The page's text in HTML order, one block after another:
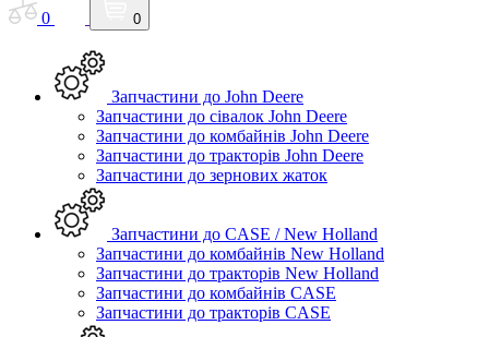
0 0
Запчастини до John Deere
Запчастини до сівалок John Deere
Запчастини до комбайнів John Deere
Запчастини до тракторів John Deere
Запчастини до зернових жаток
Запчастини до CASE / New Holland
Запчастини до комбайнів New Holland
Запчастини до тракторів New Holland
Запчастини до комбайнів CASE
Запчастини до тракторів CASE